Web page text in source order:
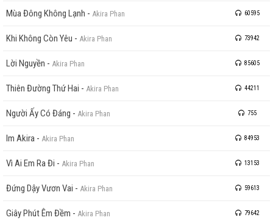
Mùa Đông Không Lạnh - Akira Phan 60595
Khi Không Còn Yêu - Akira Phan 73942
Lời Nguyền - Akira Phan 85605
Thiên Đường Thứ Hai - Akira Phan 44211
Người Ấy Có Đáng - Akira Phan 755
Im Akira - Akira Phan 84953
Vì Ai Em Ra Đi - Akira Phan 13153
Đứng Dậy Vươn Vai - Akira Phan 59613
Giây Phút Êm Đềm - Akira Phan 79642